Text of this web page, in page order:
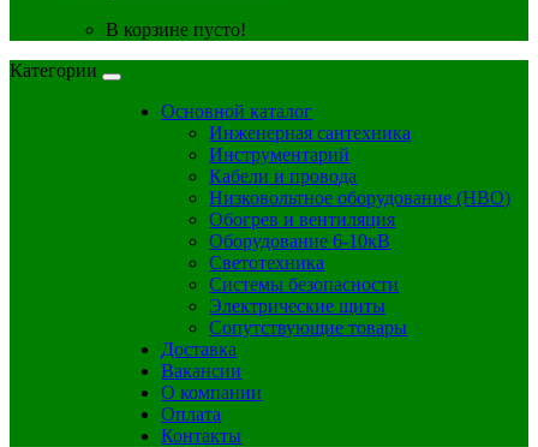
В корзине пусто!
Категории
Основной каталог
Инженерная сантехника
Инструментарий
Кабели и провода
Низковольтное оборудование (НВО)
Обогрев и вентиляция
Оборудование 6-10кВ
Светотехника
Системы безопасности
Электрические щиты
Сопутствующие товары
Доставка
Вакансии
О компании
Оплата
Контакты